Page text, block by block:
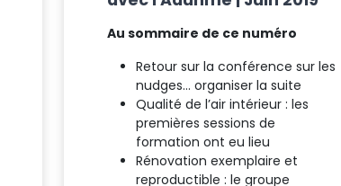
Au sommaire de ce numéro
Retour sur la conférence sur les
nudges… organiser la suite
Qualité de l’air intérieur : les
premières sessions de
formation ont eu lieu
Rénovation exemplaire et
reproductible : le groupe